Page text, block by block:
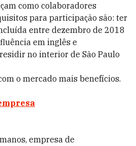
como colaboradores
para participação são: ter
entre dezembro de 2018
em inglês e
no interior de São Paulo
o mercado mais benefícios.
empresa de